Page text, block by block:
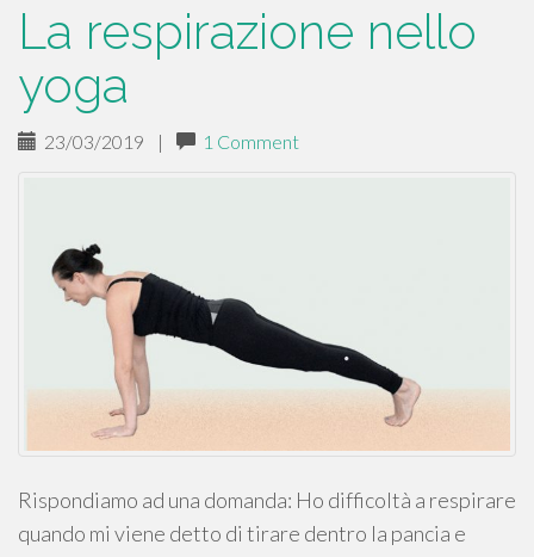
La respirazione nello
yoga
23/03/2019 | 1 Comment
Rispondiamo ad una domanda: Ho difficoltà a respirare
quando mi viene detto di tirare dentro la pancia e